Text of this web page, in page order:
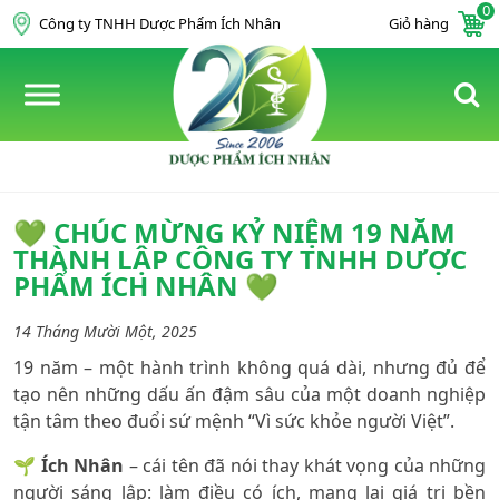
Skip to content
Công ty TNHH Dược Phẩm Ích Nhân Giỏ hàng
0
💚 CHÚC MỪNG KỶ NIỆM 19 NĂM
THÀNH LẬP CÔNG TY TNHH DƯỢC
PHẨM ÍCH NHÂN 💚
14 Tháng Mười Một, 2025
19 năm – một hành trình không quá dài, nhưng đủ để
tạo nên những dấu ấn đậm sâu của một doanh nghiệp
tận tâm theo đuổi sứ mệnh “Vì sức khỏe người Việt”.
🌱 Ích Nhân – cái tên đã nói thay khát vọng của những
người sáng lập: làm điều có ích, mang lại giá trị bền